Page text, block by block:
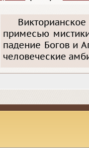
примесью
падение Богов и
человеческие